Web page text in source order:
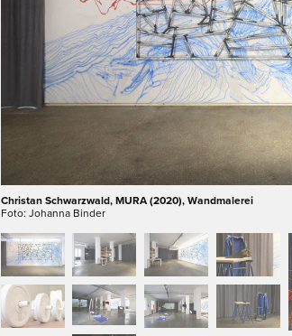
Christan Schwarzwald, MURA (2020), Wandmalerei
Foto: Johanna Binder